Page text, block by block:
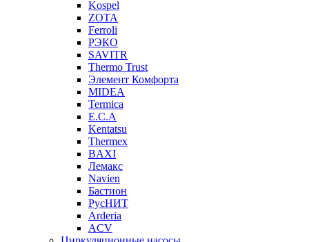
Kospel
ZOTA
Ferroli
РЭКО
SAVITR
Thermo Trust
Элемент Комфорта
MIDEA
Termica
E.C.A
Kentatsu
Thermex
BAXI
Лемакс
Navien
Бастион
РусНИТ
Arderia
ACV